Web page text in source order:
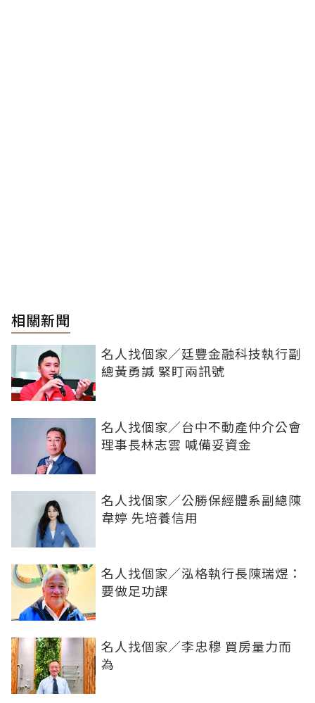
相關新聞
名人找個家／廷豐金融科技執行副
總黃勇諴 緊盯兩訊號
名人找個家／台中不動產仲介公會
理事長林志雲 喊備妥資金
名人找個家／公勝保經體系副總陳
韋婷 先培養信用
名人找個家／泓格執行長陳瑞煜：
要做足功課
名人找個家／李忠穆 買房量力而
為